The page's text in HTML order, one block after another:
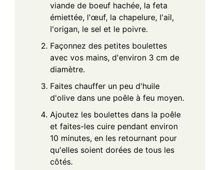
viande de boeuf hachée, la feta
émiettée, l'œuf, la chapelure, l'ail,
l'origan, le sel et le poivre.
Façonnez des petites boulettes
avec vos mains, d'environ 3 cm de
diamètre.
Faites chauffer un peu d'huile
d'olive dans une poêle à feu moyen.
Ajoutez les boulettes dans la poêle
et faites-les cuire pendant environ
10 minutes, en les retournant pour
qu'elles soient dorées de tous les
côtés.